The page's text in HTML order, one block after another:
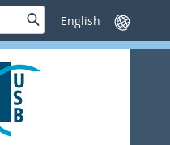
SucheSprache
wechseln